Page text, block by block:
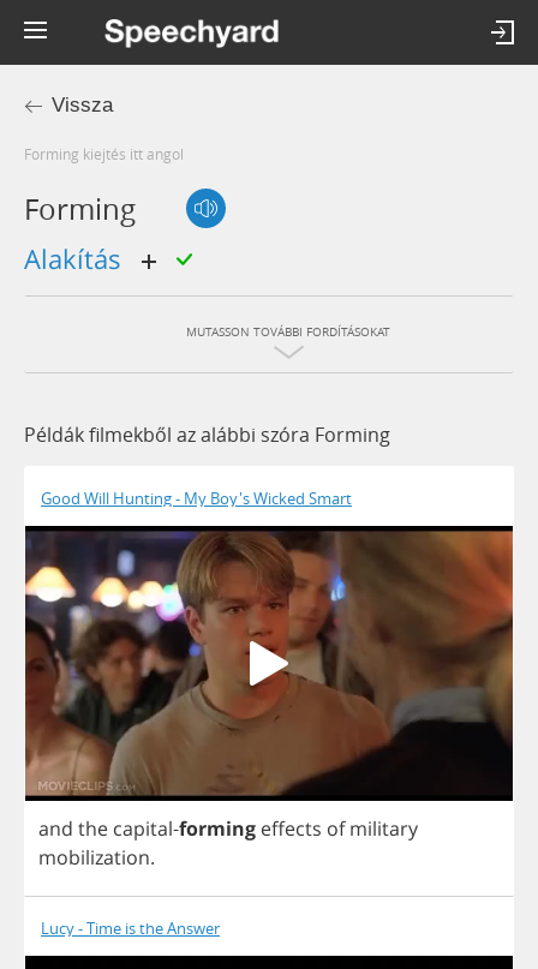
Vissza
forming kiejtés itt angol
Forming
alakítás
MUTASSON TOVÁBBI FORDÍTÁSOKAT
Példák filmekből az alábbi szóra Forming
Good Will Hunting - My Boy's Wicked Smart
and the capital-forming effects of military
mobilization.
Lucy - Time is the Answer